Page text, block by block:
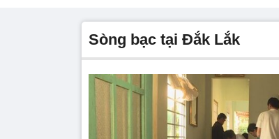
sòng bạc tại Đắk Lắk